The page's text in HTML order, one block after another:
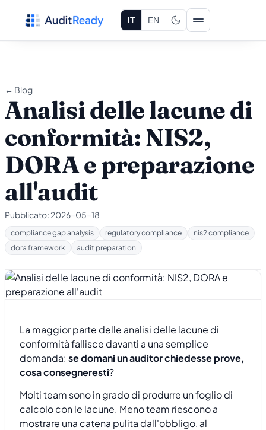
IT EN
← Blog
Analisi delle lacune di
conformità: NIS2,
DORA e preparazione
all'audit
Pubblicato: 2026-05-18
compliance gap analysis regulatory compliance
nis2 compliance
dora framework
audit preparation
La maggior parte delle analisi delle lacune di
conformità fallisce davanti a una semplice
domanda: se domani un auditor chiedesse prove,
cosa consegneresti?
Molti team sono in grado di produrre un foglio di
calcolo con le lacune. Meno team riescono a
mostrare una catena pulita dall'obbligo, al